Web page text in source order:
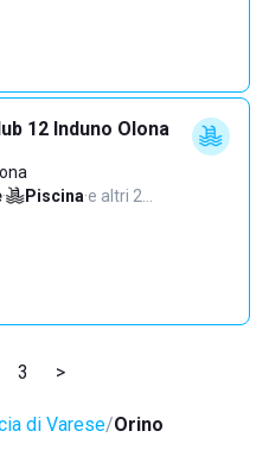
12 Induno Olona
· Piscina·e altri 2…
3 >
di Varese Orino